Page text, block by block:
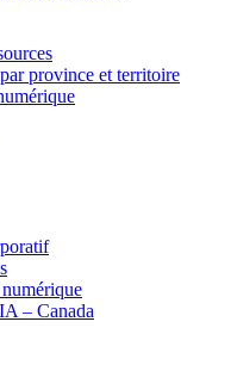
province et territoire
– Canada